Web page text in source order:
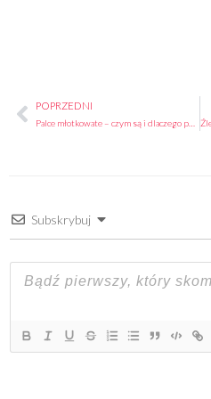
Prev
POPRZEDNI
Subskrybuj